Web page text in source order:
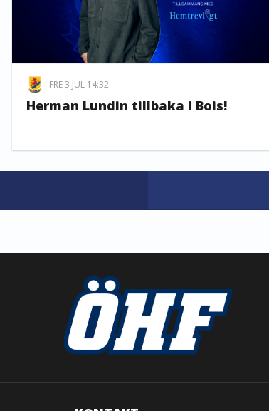
FRE 3 JUL 14:32
Herman Lundin tillbaka i Bois!